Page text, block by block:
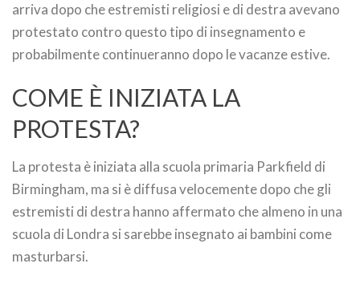
arriva dopo che estremisti religiosi e di destra avevano
protestato contro questo tipo di insegnamento e
probabilmente continueranno dopo le vacanze estive.
COME È INIZIATA LA
PROTESTA?
La protesta è iniziata alla scuola primaria Parkfield di
Birmingham, ma si è diffusa velocemente dopo che gli
estremisti di destra hanno affermato che almeno in una
scuola di Londra si sarebbe insegnato ai bambini come
masturbarsi.